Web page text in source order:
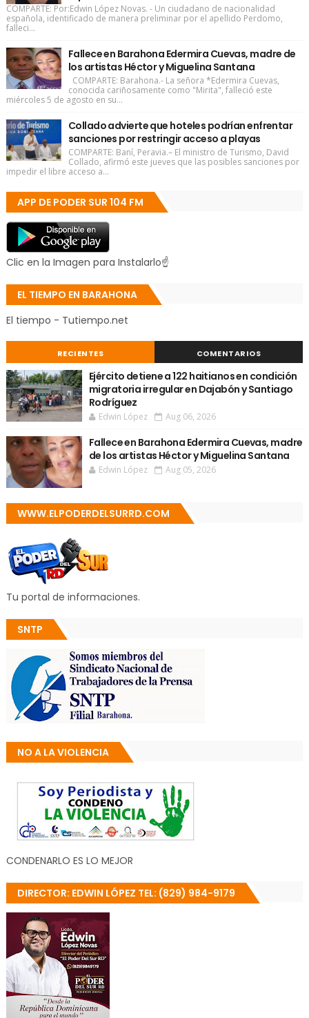
COMPARTE: Por:Edwin López Novas. - Un ciudadano de nacionalidad
española, identificado de manera preliminar por el apellido Perdomo,
falleci...
Fallece en Barahona Edermira Cuevas, madre de
los artistas Héctor y Miguelina Santana
COMPARTE: Barahona.- La señora *Edermira Cuevas,
conocida cariñosamente como "Mirita", falleció este
miércoles 5 de agosto en su...
Collado advierte que hoteles podrían enfrentar
sanciones por restringir acceso a playas
COMPARTE: Baní, Peravia.– El ministro de Turismo, David
Collado, afirmó este jueves que las posibles sanciones por
impedir el libre acceso a...
APP DE PODER SUR 104 FM
Clic en la Imagen para Instalarlo☝
EL TIEMPO EN BARAHONA
El tiempo - Tutiempo.net
RECIENTES COMENTARIOS
Ejército detiene a 122 haitianos en condición
migratoria irregular en Dajabón y Santiago
Rodríguez
Edwin López Aug 06, 2026
Fallece en Barahona Edermira Cuevas, madre
de los artistas Héctor y Miguelina Santana
Edwin López Aug 05, 2026
WWW.ELPODERDELSURRD.COM
Tu portal de informaciones.
SNTP
NO A LA VIOLENCIA
CONDENARLO ES LO MEJOR
DIRECTOR: EDWIN LÓPEZ TEL: (829) 984-9179